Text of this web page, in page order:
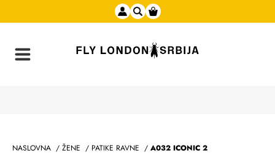
NASLOVNA / ŽENE / PATIKE RAVNE / A032 ICONIC 2